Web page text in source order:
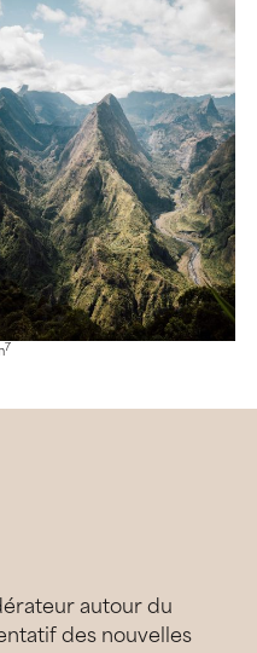
7
autour du
des nouvelles